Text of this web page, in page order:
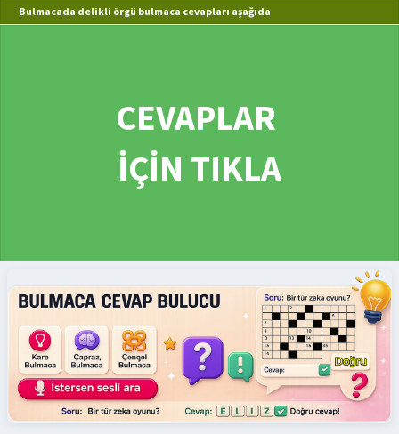
Bulmacada delikli örgü bulmaca cevapları aşağıda
CEVAPLAR
İÇİN TIKLA